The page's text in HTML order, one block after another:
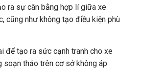
ra sự cân bằng hợp lí giữa xe
cũng như không tạo điều kiện phù
để tạo ra sức cạnh tranh cho xe
soạn thảo trên cơ sở không áp